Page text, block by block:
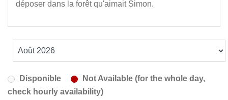
déposer dans la forêt qu'aimait Simon.
Disponible
Not Available (for the whole day,
check hourly availability)